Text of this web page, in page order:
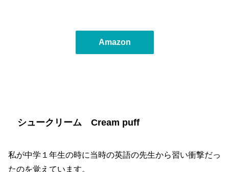
Amazon
シュークリーム Cream puff
私が中学１年生の時に当時の英語の先生から習い衝撃だっ
たのを覚えています。